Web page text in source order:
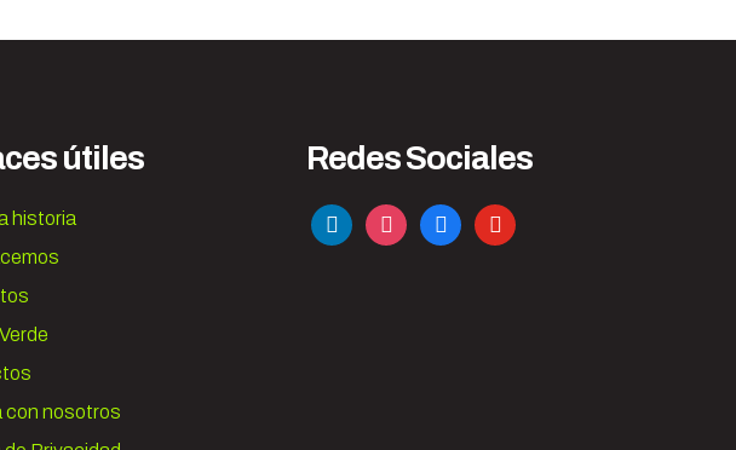
útiles
historia
con nosotros
Redes Sociales
linkedininstagramfacebookyoutube